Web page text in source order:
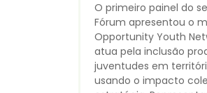
O primeiro painel do
Fórum apresentou o
Opportunity Youth
atua pela inclusão
juventudes em
usando o impacto